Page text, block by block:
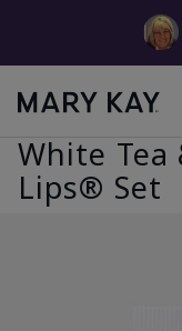
White Tea
Lips® Set